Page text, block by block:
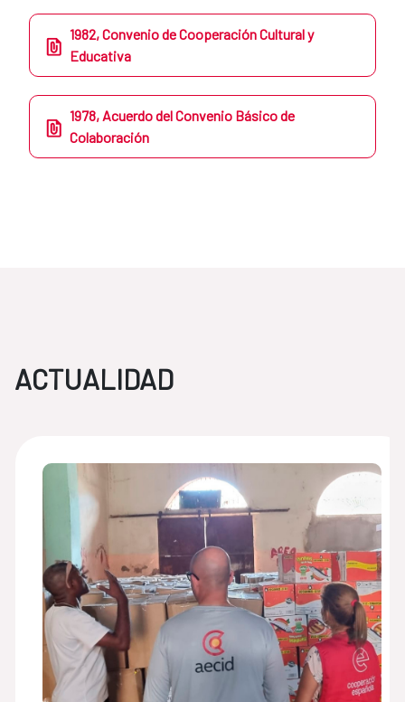
1982, Convenio de Cooperación Cultural y
Educativa
1978, Acuerdo del Convenio Básico de
Colaboración
ACTUALIDAD